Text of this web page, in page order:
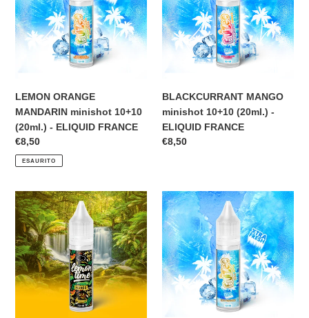
n
e
10+10
(20ml.)
ELIQUID
LEMON ORANGE
MANDARIN minishot 10+10
(20ml.) - ELIQUID FRANCE
Prezzo
di
listino
€8,50
ESAURITO
(20ml.)
-
ELIQUID
FRANCE
BLACKCURRANT MANGO
minishot 10+10 (20ml.) -
ELIQUID FRANCE
Prezzo
€8,50
MANGO
Lemon
Time
minishot
10+10
(20ml.)
-
COLA
APPLE
minishot
10+10
(20ml.)
-
ELIQUID
FRANCE